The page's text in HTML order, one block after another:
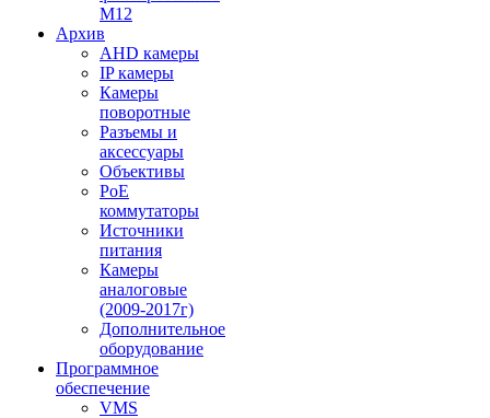
М12
Архив
AHD камеры
IP камеры
Камеры
поворотные
Разъемы и
аксессуары
Объективы
PoE
коммутаторы
Источники
питания
Камеры
аналоговые
(2009-2017г)
Дополнительное
оборудование
Программное
обеспечение
VMS